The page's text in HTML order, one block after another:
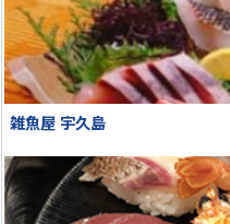
雑魚屋 宇久島